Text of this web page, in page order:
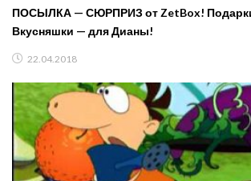
ПОСЫЛКА — СЮРПРИЗ от ZetBox!
Вкусняшки — для Дианы!
22.04.2018